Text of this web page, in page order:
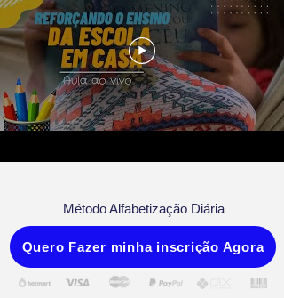
Método Alfabetização Diária
Quero Fazer minha inscrição Agora